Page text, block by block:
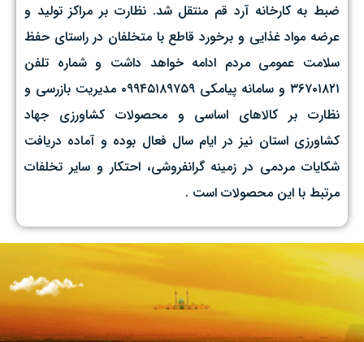
ضبط به کارخانه آرد قم منتقل شد. نظارت بر مراکز تولید و
عرضه مواد غذایی و برخورد قاطع با متخلفان در راستای حفظ
سلامت عمومی مردم ادامه خواهد داشت و شماره تلفن
۳۶۷۰۱۸۲۱ و سامانه پیامکی ۰۹۹۴۵۱۸۹۷۵۹ مدیریت بازرسی و
نظارت بر کالاهای اساسی و محصولات کشاورزی جهاد
کشاورزی استان نیز در ایام سال فعال بوده و آماده دریافت
شکایات مردمی در زمینه گرانفروشی، احتکار و سایر تخلفات
مرتبط با این محصولات است .